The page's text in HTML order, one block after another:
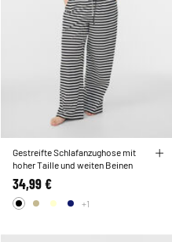
Gestreifte Schlafanzughose mit
hoher Taille und weiten Beinen
34,99 €
+1